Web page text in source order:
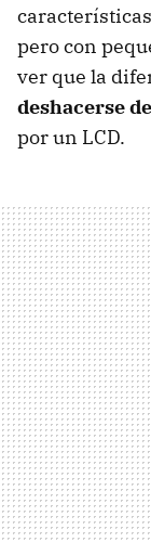
pero con
ver que la
deshacerse
por un LCD.